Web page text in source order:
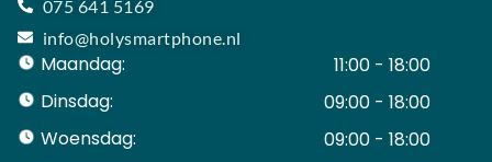
075 641 5169
info@holysmartphone.nl
Maandag:
11:00 - 18:00
Dinsdag:
09:00 - 18:00
Woensdag:
09:00 - 18:00